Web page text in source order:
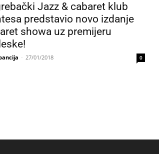
Jazz & cabaret klub
predstavio novo izdanje
showa uz premijeru
- 27/01/2018 0